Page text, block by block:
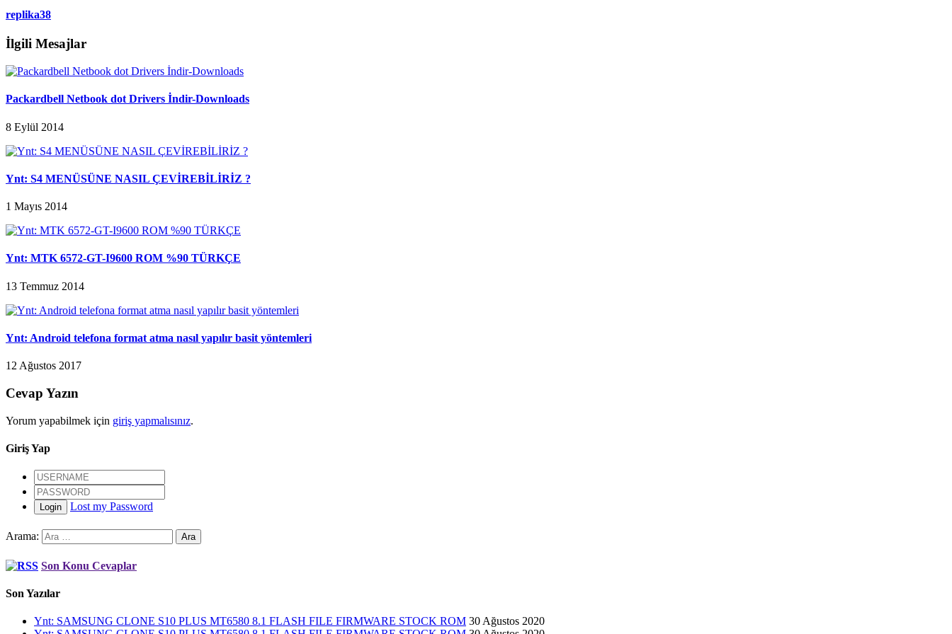
replika38
İlgili Mesajlar
Packardbell Netbook dot Drivers İndir-Downloads
8 Eylül 2014
Ynt: S4 MENÜSÜNE NASIL ÇEVİREBİLİRİZ ?
1 Mayıs 2014
Ynt: MTK 6572-GT-I9600 ROM %90 TÜRKÇE
13 Temmuz 2014
Ynt: Android telefona format atma nasıl yapılır basit yöntemleri
12 Ağustos 2017
Cevap Yazın
Yorum yapabilmek için giriş yapmalısınız.
Giriş Yap
Login Lost my Password
Arama:
Son Konu Cevaplar
Son Yazılar
Ynt: SAMSUNG CLONE S10 PLUS MT6580 8.1 FLASH FILE FIRMWARE STOCK ROM 30 Ağustos 2020